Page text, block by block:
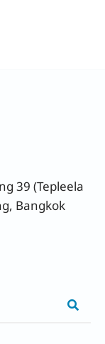
39 (Tepleela
Bangkok